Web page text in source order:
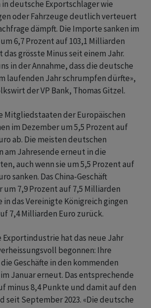
deutsche Exportschlager wie
oder Fahrzeuge deutlich verteuert
dämpft. Die Importe sanken im
6,7 Prozent auf 103,1 Milliarden
das grösste Minus seit einem Jahr.
in der Annahme, dass die deutsche
laufenden Jahr schrumpfen dürfte»,
der VP Bank, Thomas Gitzel.
Mitgliedstaaten der Europäischen
im Dezember um 5,5 Prozent auf
ab. Die meisten deutschen
am Jahresende erneut in die
auch wenn sie um 5,5 Prozent auf
sanken. Das China-Geschäft
um 7,9 Prozent auf 7,5 Milliarden
in das Vereinigte Königreich gingen
7,4 Milliarden Euro zurück.
Exportindustrie hat das neue Jahr
begonnen: Ihre
Geschäfte in den kommenden
Januar erneut. Das entsprechende
minus 8,4 Punkte und damit auf den
seit September 2023. «Die deutsche